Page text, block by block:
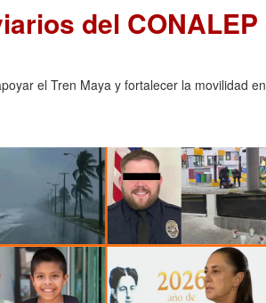
del CONALEP
el Tren Maya y fortalecer la movilidad en